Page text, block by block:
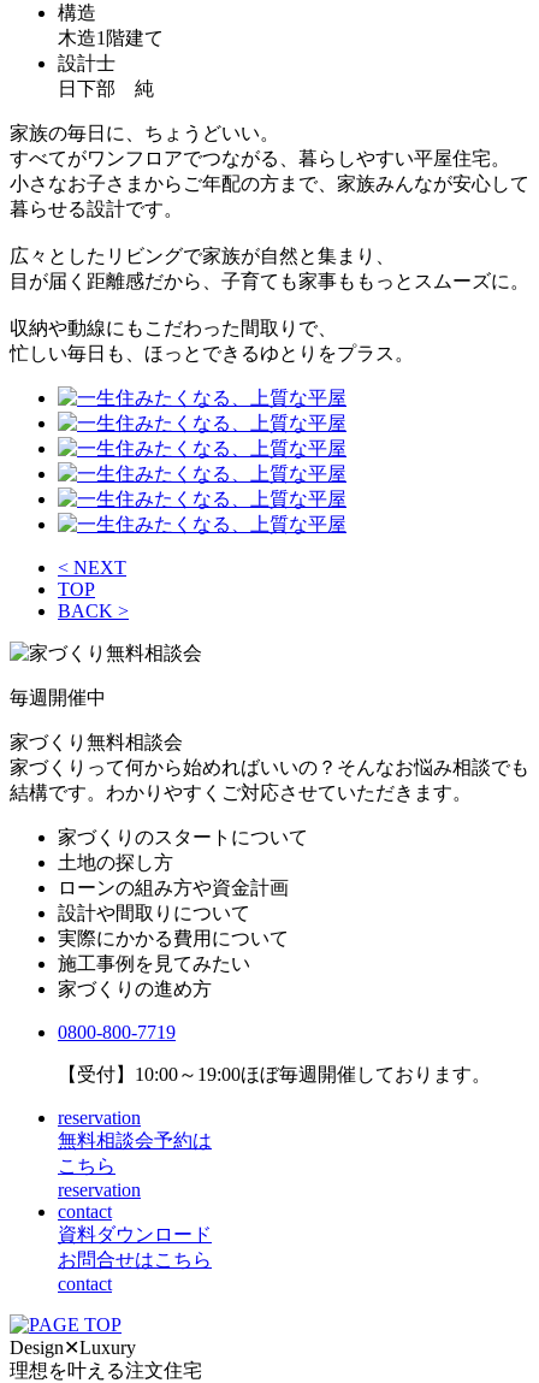
構造
木造1階建て
設計士
日下部 純
家族の毎日に、ちょうどいい。
すべてがワンフロアでつながる、暮らしやすい平屋住宅。
小さなお子さまからご年配の方まで、家族みんなが安心して
暮らせる設計です。
広々としたリビングで家族が自然と集まり、
目が届く距離感だから、子育ても家事ももっとスムーズに。
収納や動線にもこだわった間取りで、
忙しい毎日も、ほっとできるゆとりをプラス。
< NEXT
TOP
BACK >
毎週 開催中
家づくり無料相談会
家づくりって何から始めればいいの？そんなお悩み相談でも
結構です。わかりやすくご対応させていただきます。
家づくりのスタートについて
土地の探し方
ローンの組み方や資金計画
設計や間取りについて
実際にかかる費用について
施工事例を見てみたい
家づくりの進め方
0800-800-7719
【受付】10:00～19:00ほぼ毎週開催しております。
reservation
無料相談会予約は
こちら
reservation
contact
資料ダウンロード
お問合せはこちら
contact
Design✕Luxury
理想を叶える注文住宅